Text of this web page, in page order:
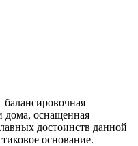
дома, оснащенная
достоинств данной
основание.